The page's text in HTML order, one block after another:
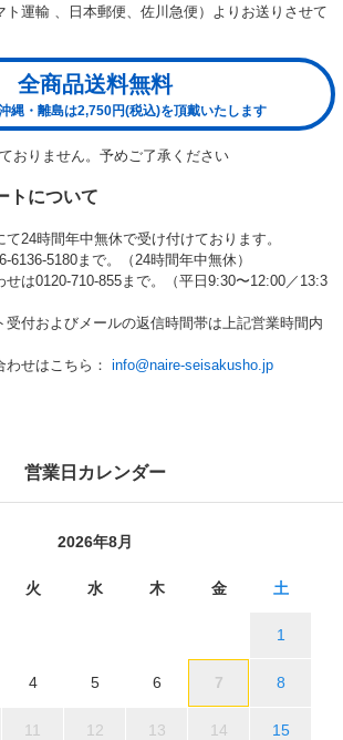
ト運輸 、日本郵便、佐川急便）よりお送りさせて
全商品送料無料
縄・離島は2,750円(税込)を頂戴いたします
おりません。予めご了承ください
トについて
て24時間年中無休で受け付けております。
6136-5180まで。（24時間年中無休）
せは0120-710-855まで。（平日9:30〜12:00／13:3
受付およびメールの返信時間帯は上記営業時間内
わせはこちら： info@naire-seisakusho.jp
営業日カレンダー
2026年8月
火 水 木 金 土
1
4 5 6 7 8
11 12 13 14 15